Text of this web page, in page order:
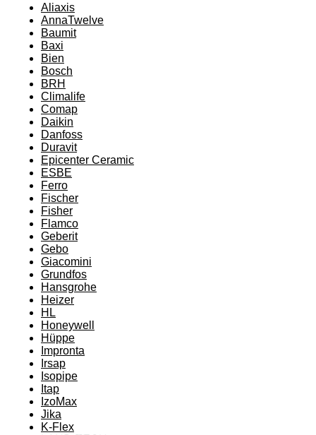
Aliaxis
AnnaTwelve
Baumit
Baxi
Bien
Bosch
BRH
Climalife
Comap
Daikin
Danfoss
Duravit
Epicenter Ceramic
ESBE
Ferro
Fischer
Fisher
Flamco
Geberit
Gebo
Giacomini
Grundfos
Hansgrohe
Heizer
HL
Honeywell
Hüppe
Impronta
Irsap
Isopipe
Itap
IzoMax
Jika
K-Flex